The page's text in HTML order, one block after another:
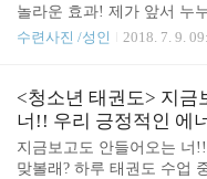
놀라운 효과! 제가 앞서 누
태권도 품새는 전신운동으
00세 시대! 태권도 하나로
리 해보세요! *처음부터 영
지 않습니다^^*
수련사진 /성인 2018. 7. 9.
<청소년 태권도> 지금
너!! 우리 긍정적인 에
지금보고도 안들어오는 너
맞볼래? 하루 태권도 수업